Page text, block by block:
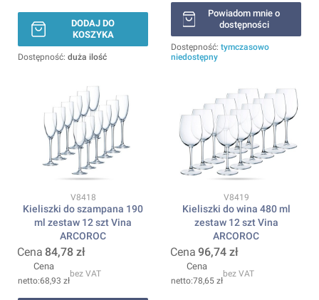
DODAJ DO
KOSZYKA
Dostępność: duża ilość
Powiadom mnie o
dostępności
Dostępność: tymczasowo
niedostępny
Kod produktu
V8418
Kieliszki do szampana 190
ml zestaw 12 szt Vina
ARCOROC
Cena 84,78 zł
Cena
68,93 zł
bez VAT
Kod produktu
V8419
Kieliszki do wina 480 ml
zestaw 12 szt Vina
ARCOROC
Cena 96,74 zł
Cena
78,65 zł
bez VAT